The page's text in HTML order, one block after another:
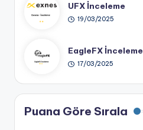
UFX İnceleme
19/03/2025
EagleFX İnceleme
17/03/2025
Puana Göre Sırala